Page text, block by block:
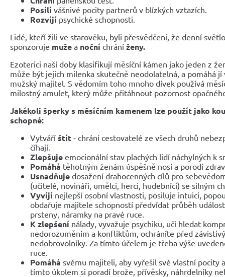
Posílí vášnivé pocity partnerů v blízkých vztazích.
Rozvíjí psychické schopnosti.
Lidé, kteří žili ve starověku, byli přesvědčeni, že denní světlo
sponzoruje muže a noční chrání ženy.
Ezoterici naší doby klasifikují měsíční kámen jako jeden z
může být jejich milenka skutečně neodolatelná, a pomáhá
mužský majitel. S vědomím toho mnoho dívek používá
milostný amulet, který může přitáhnout pozornost
Jakékoli šperky s měsíčním kamenem lze použít jako
schopné:
Vytváří štít - chrání cestovatelé ze všech druhů
číhají.
Zlepšuje emocionální stav plachých lidí náchylných k
Pomáhá těhotným ženám úspěšně nosí a porodí
Usnadňuje dosažení drahocenných cílů pro
(učitelé, novináři, umělci, herci, hudebníci) se silným
Vyvíjí nejlepší osobní vlastnosti, posiluje intuici,
obdařuje majitele schopností předvídat průběh
prsteny, náramky na pravé ruce.
K zlepšení nálady, vyvažuje psychiku, učí hledat
nedorozuměním a konfliktům, ochráníte před
nedobrovolníky. Za tímto účelem je třeba výše
ruce.
Pomáhá svému majiteli, aby vyřešil své vlastní pocity
tímto úkolem si poradí brože, přívěsky, náhrdelníky